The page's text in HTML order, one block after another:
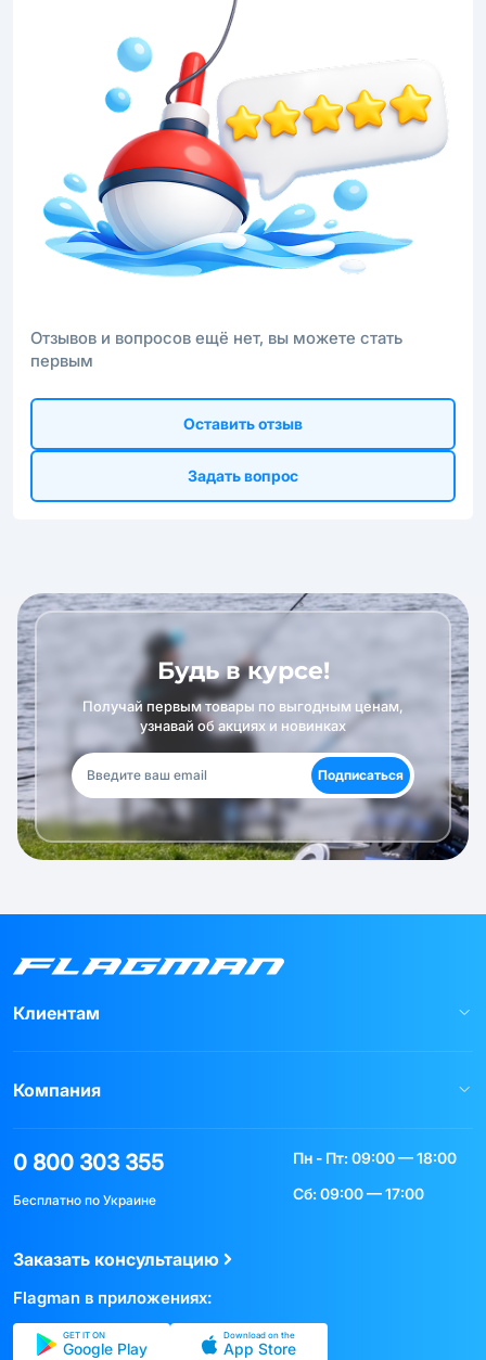
Отзывов и вопросов ещё нет, вы можете стать
первым
Оставить отзыв
Задать вопрос
Будь в курсе!
Получай первым товары по выгодным ценам,
узнавай об акциях и новинках
Подписаться
Клиентам
Компания
0 800 303 355
Бесплатно по Украине
Пн - Пт: 09:00 — 18:00
Сб: 09:00 — 17:00
Заказать консультацию
Flagman в приложениях:
GET IT ON
Google Play
Download on the
App Store